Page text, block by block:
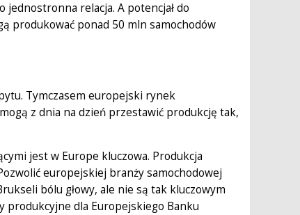
jednostronna relacja. A potencjał do
produkować ponad 50 mln samochodów
Tymczasem europejski rynek
z dnia na dzień przestawić produkcję tak,
jest w Europe kluczowa. Produkcja
europejskiej branży samochodowej
bólu głowy, ale nie są tak kluczowym
produkcyjne dla Europejskiego Banku